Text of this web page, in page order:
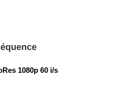
1080p 60 i/s